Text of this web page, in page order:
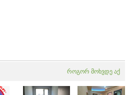
როგორ მოხვდე აქ